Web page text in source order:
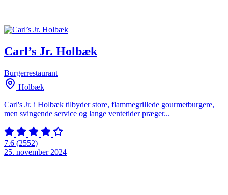
Carl’s Jr. Holbæk
Burgerrestaurant
Holbæk
Carl's Jr. i Holbæk tilbyder store, flammegrillede gourmetburgere,
men svingende service og lange ventetider præger...
7.6 (2552)
25. november 2024